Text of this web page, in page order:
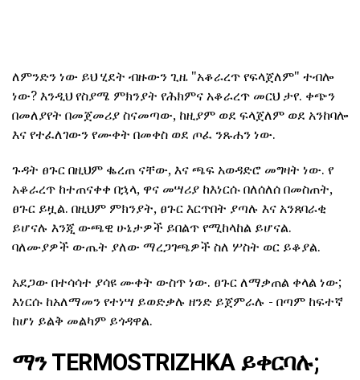
ለምንድን ነው ይህ ሂደት ብዙውን ጊዜ "አቆራረጥ የፍላጀለም" ተብሎ
ነው? እንዲህ የስያሜ ምክንያት የሕክምና አቆራረጥ መርህ ታየ. ቀጭን
በመለያየት በመጀመሪያ ስናመጣው, ከዚያም ወደ ፍላጀለም ወደ አንከባሎ
እና የተፈለገውን የሙቀት በመቀስ ወደ ጦፈ ንጹሐን ነው.
ጉዳት ፀጉር በዚህም ቈረጠ ናቸው, እና ጫፍ አወዳድሮ መግዛት ነው. የ
አቆራረጥ ከተጠናቀቀ በኋላ, ዋና መሣሪያ ከእነርሱ በለሰለሰ በመስጠት,
ፀጉር ይዟል. በዚህም ምክንያት, ፀጉር እርጥበት ያጣሉ እና አንጸባራቂ
ይሆናሉ እንጂ ውጫዊ ሁኔታዎች ይበልጥ የሚከላከል ይሆናል.
ባለሙያዎች ውጤት ያለው ማረጋገጫዎች ስለ ሦስት ወር ይቆያል.
አደጋው በተሳሳተ ያሳዩ ሙቀት ውስጥ ነው. ፀጉር ለማቃጠል ቀላል ነው;
እነርሱ ከአለማመን የተነሣ ይወድቃሉ ዘንድ ይጀምራሉ - በጣም ከፍተኛ
ከሆነ ይልቅ መልካም ይጎዳዋል.
ማን TERMOSTRIZHKA ይቀርባሉ;